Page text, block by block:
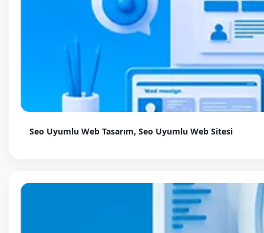
Seo Uyumlu Web Tasarım, Seo Uyumlu Web Sitesi